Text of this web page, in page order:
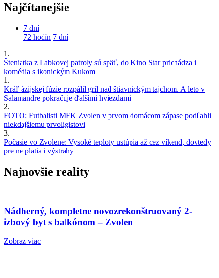
Najčítanejšie
7 dní
72 hodín 7 dní
1.
Šteniatka z Labkovej patroly sú späť, do Kino Star prichádza i
komédia s ikonickým Kukom
1.
Kráľ ázijskej fúzie rozpálil gril nad štiavnickým tajchom. A leto v
Salamandre pokračuje ďalšími hviezdami
2.
FOTO: Futbalisti MFK Zvolen v prvom domácom zápase podľahli
niekdajšiemu prvoligistovi
3.
Počasie vo Zvolene: Vysoké teploty ustúpia až cez víkend, dovtedy
pre ne platia i výstrahy
Najnovšie reality
Nádherný, kompletne novozrekonštruovaný 2-
izbový byt s balkónom – Zvolen
Zobraz viac